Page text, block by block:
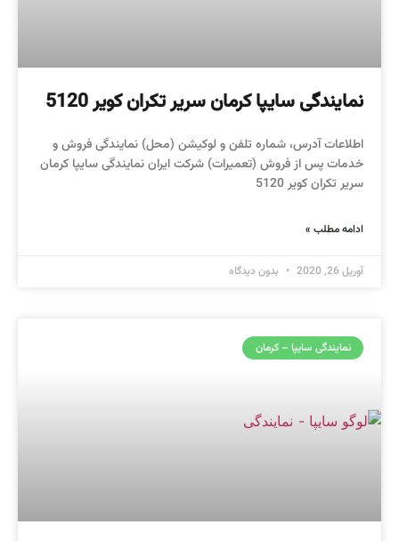
نمایندگی سایپا کرمان سریر تکران کویر 5120
اطلاعات آدرس، شماره تلفن و لوکیشن (محل) نمایندگی فروش و
خدمات پس از فروش (تعمیرات) شرکت ایران نمایندگی سایپا کرمان
سریر تکران کویر 5120
ادامه مطلب »
آوریل 26, 2020 بدون دیدگاه
نمایندگی سایپا – کرمان